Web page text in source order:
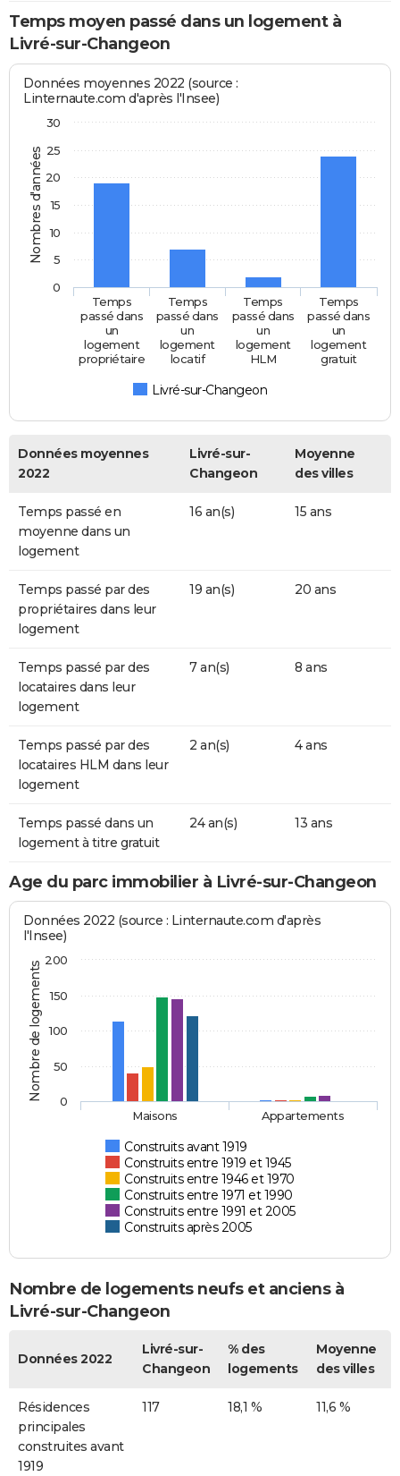
Temps moyen passé dans un logement à
Livré-sur-Changeon
Nombres d'années
Données moyennes 2022 (source :
Linternaute.com d'après l'Insee)
Livré-sur-Changeon
Temps
passé dans
un
logement
propriétaire
Temps
passé dans
un
logement
locatif
Temps
passé dans
un
logement
HLM
Temps
passé dans
un
logement
gratuit
0
5
10
15
20
25
30
Données moyennes
2022
Livré-sur-
Changeon
Moyenne
des villes
Temps passé en
moyenne dans un
logement
16 an(s) 15 ans
Temps passé par des
propriétaires dans leur
logement
19 an(s) 20 ans
Temps passé par des
locataires dans leur
logement
7 an(s) 8 ans
Temps passé par des
locataires HLM dans leur
logement
2 an(s) 4 ans
Temps passé dans un
logement à titre gratuit
24 an(s) 13 ans
Age du parc immobilier à Livré-sur-Changeon
Nombre de logements
Données 2022 (source : Linternaute.com d'après
l'Insee)
Construits avant 1919
Construits entre 1919 et 1945
Construits entre 1946 et 1970
Construits entre 1971 et 1990
Construits entre 1991 et 2005
Construits après 2005
Maisons Appartements
0
50
100
150
200
Nombre de logements neufs et anciens à
Livré-sur-Changeon
Données 2022
Livré-sur-
Changeon
% des
logements
Moyenne
des villes
Résidences
principales
construites avant
1919
117 18,1 % 11,6 %